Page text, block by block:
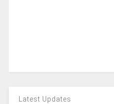
Latest Updates